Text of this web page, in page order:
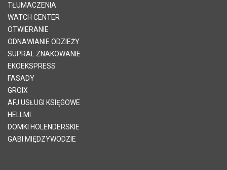
TŁUMACZENIA
WATCH CENTER
OTWIERANIE
ODNAWIANIE ODZIEŻY
SUPRAL ZNAKOWANIE
EKOEKSPRESS
FASADY
GROIX
AFJ USŁUGI KSIĘGOWE
HELLMI
DOMKI HOLENDERSKIE
GABI MIĘDZYWODZIE